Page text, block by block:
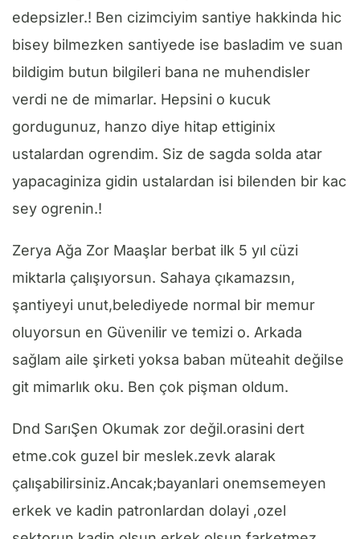
edepsizler.! Ben cizimciyim santiye hakkinda hic
bisey bilmezken santiyede ise basladim ve suan
bildigim butun bilgileri bana ne muhendisler
verdi ne de mimarlar. Hepsini o kucuk
gordugunuz, hanzo diye hitap ettiginix
ustalardan ogrendim. Siz de sagda solda atar
yapacaginiza gidin ustalardan isi bilenden bir kac
sey ogrenin.!
Zerya Ağa Zor Maaşlar berbat ilk 5 yıl cüzi
miktarla çalışıyorsun. Sahaya çıkamazsın,
şantiyeyi unut,belediyede normal bir memur
oluyorsun en Güvenilir ve temizi o. Arkada
sağlam aile şirketi yoksa baban müteahit değilse
git mimarlık oku. Ben çok pişman oldum.
Dnd SarıŞen Okumak zor değil.orasini dert
etme.cok guzel bir meslek.zevk alarak
çalışabilirsiniz.Ancak;bayanlari onemsemeyen
erkek ve kadin patronlardan dolayi ,ozel